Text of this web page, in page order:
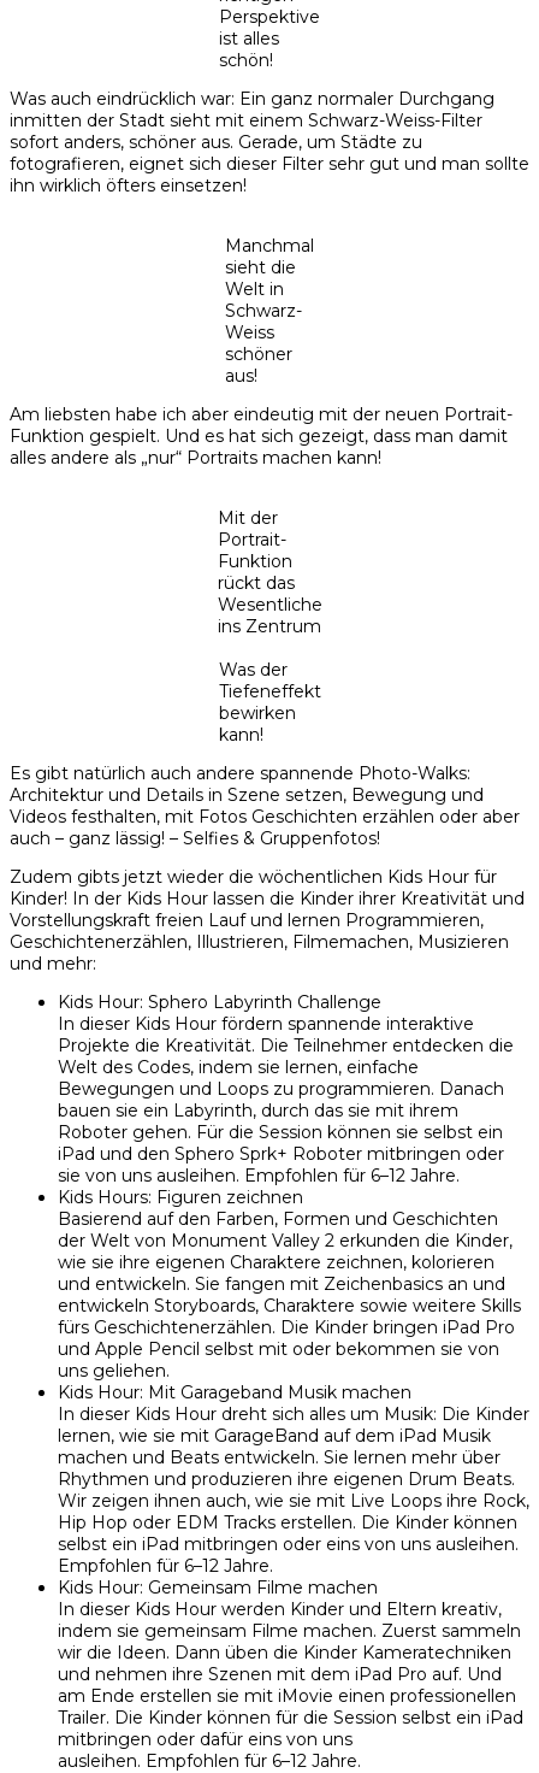
Perspektive
ist alles
schön!
Was auch eindrücklich war: Ein ganz normaler Durchgang
inmitten der Stadt sieht mit einem Schwarz-Weiss-Filter
sofort anders, schöner aus. Gerade, um Städte zu
fotografieren, eignet sich dieser Filter sehr gut und man sollte
ihn wirklich öfters einsetzen!
Manchmal
sieht die
Welt in
Schwarz-
Weiss
schöner
aus!
Am liebsten habe ich aber eindeutig mit der neuen Portrait-
Funktion gespielt. Und es hat sich gezeigt, dass man damit
alles andere als „nur“ Portraits machen kann!
Mit der
Portrait-
Funktion
rückt das
Wesentliche
ins Zentrum
Was der
Tiefeneffekt
bewirken
kann!
Es gibt natürlich auch andere spannende Photo-Walks:
Architektur und Details in Szene setzen, Bewegung und
Videos festhalten, mit Fotos Geschichten erzählen oder aber
auch – ganz lässig! – Selfies & Gruppenfotos!
Zudem gibts jetzt wieder die wöchentlichen Kids Hour für
Kinder! In der Kids Hour lassen die Kinder ihrer Kreativität und
Vorstellungskraft freien Lauf und lernen Programmieren,
Geschichtenerzählen, Illustrieren, Filmemachen, Musizieren
und mehr:
Kids Hour: Sphero Labyrinth Challenge
In dieser Kids Hour fördern spannende interaktive
Projekte die Kreativität. Die Teilnehmer entdecken die
Welt des Codes, indem sie lernen, einfache
Bewegungen und Loops zu programmieren. Danach
bauen sie ein Labyrinth, durch das sie mit ihrem
Roboter gehen. Für die Session können sie selbst ein
iPad und den Sphero Sprk+ Roboter mitbringen oder
sie von uns ausleihen. Empfohlen für 6–12 Jahre.
Kids Hours: Figuren zeichnen
Basierend auf den Farben, Formen und Geschichten
der Welt von Monument Valley 2 erkunden die Kinder,
wie sie ihre eigenen Charaktere zeichnen, kolorieren
und entwickeln. Sie fangen mit Zeichenbasics an und
entwickeln Storyboards, Charaktere sowie weitere Skills
fürs Geschichtenerzählen. Die Kinder bringen iPad Pro
und Apple Pencil selbst mit oder bekommen sie von
uns geliehen.
Kids Hour: Mit Garageband Musik machen
In dieser Kids Hour dreht sich alles um Musik: Die Kinder
lernen, wie sie mit GarageBand auf dem iPad Musik
machen und Beats entwickeln. Sie lernen mehr über
Rhythmen und produzieren ihre eigenen Drum Beats.
Wir zeigen ihnen auch, wie sie mit Live Loops ihre Rock,
Hip Hop oder EDM Tracks erstellen. Die Kinder können
selbst ein iPad mitbringen oder eins von uns ausleihen.
Empfohlen für 6–12 Jahre.
Kids Hour: Gemeinsam Filme machen
In dieser Kids Hour werden Kinder und Eltern kreativ,
indem sie gemeinsam Filme machen. Zuerst sammeln
wir die Ideen. Dann üben die Kinder Kameratechniken
und nehmen ihre Szenen mit dem iPad Pro auf. Und
am Ende erstellen sie mit iMovie einen professionellen
Trailer. Die Kinder können für die Session selbst ein iPad
mitbringen oder dafür eins von uns
ausleihen. Empfohlen für 6–12 Jahre.